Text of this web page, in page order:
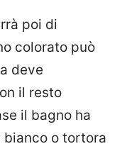
poi di
colorato può
deve
il resto
il bagno ha
o tortora